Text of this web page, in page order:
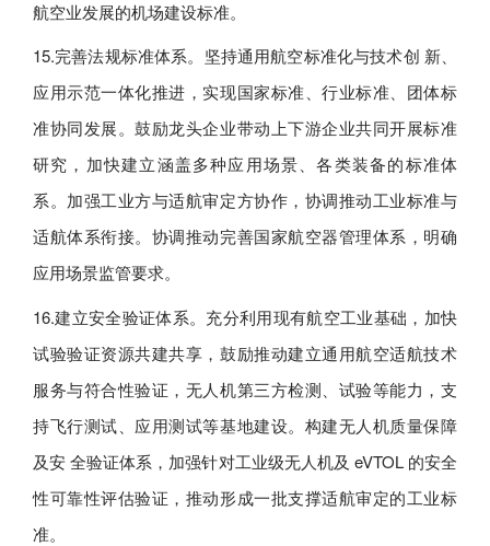
航空业发展的机场建设标准。
15.完善法规标准体系。坚持通用航空标准化与技术创 新、
应用示范一体化推进，实现国家标准、行业标准、团体标
准协同发展。鼓励龙头企业带动上下游企业共同开展标准
研究，加快建立涵盖多种应用场景、各类装备的标准体
系。加强工业方与适航审定方协作，协调推动工业标准与
适航体系衔接。协调推动完善国家航空器管理体系，明确
应用场景监管要求。
16.建立安全验证体系。充分利用现有航空工业基础，加快
试验验证资源共建共享，鼓励推动建立通用航空适航技术
服务与符合性验证，无人机第三方检测、试验等能力，支
持飞行测试、应用测试等基地建设。构建无人机质量保障
及安 全验证体系，加强针对工业级无人机及 eVTOL 的安全
性可靠性评估验证，推动形成一批支撑适航审定的工业标
准。